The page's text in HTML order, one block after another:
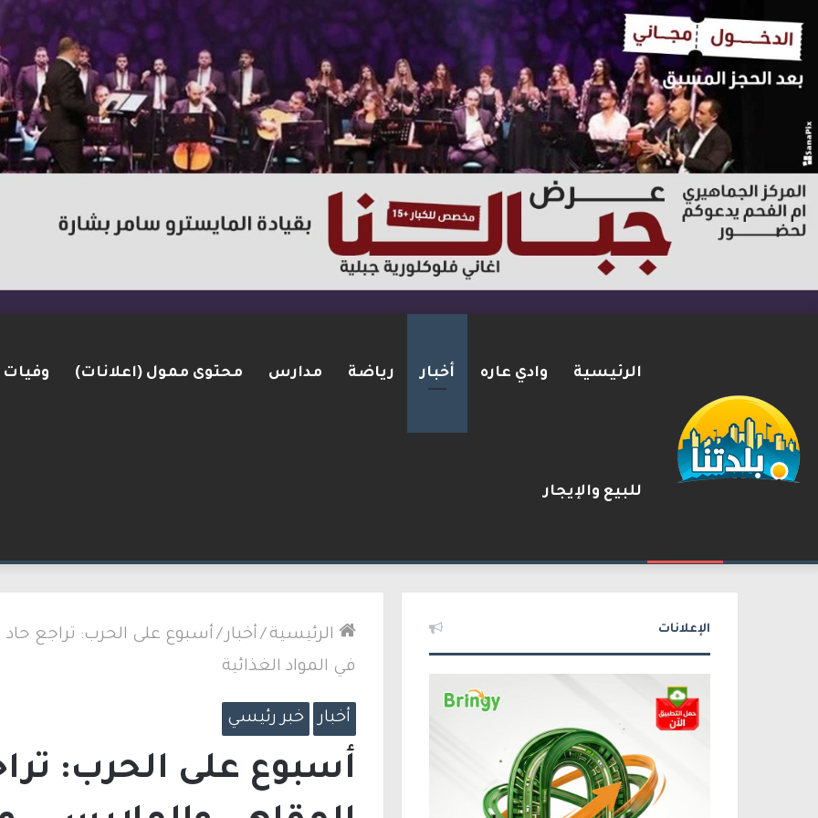
الرئيسية وادي عاره أخبار رياضة مدارس محتوى ممول (اعلانات) وفيات
للبيع والإيجار
الرئيسية / أخبار / أسبوع على الحرب: تراجع
في المواد الغذائية
أخبار خبر رئيسي
أسبوع على الحرب:
الإعلانات